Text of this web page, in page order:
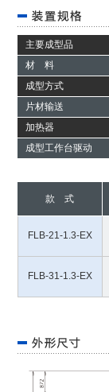
主要成型品
材 料
成型方式
片材输送
加热器
成型工作台驱动
款 式
FLB-21-1.3-EX
FLB-31-1.3-EX